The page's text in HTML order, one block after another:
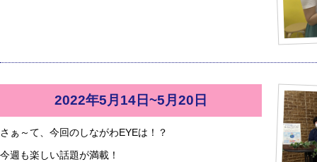
2022年5月14日~5月20日
さぁ～て、今回のしながわEYEは！？
今週も楽しい話題が満載！